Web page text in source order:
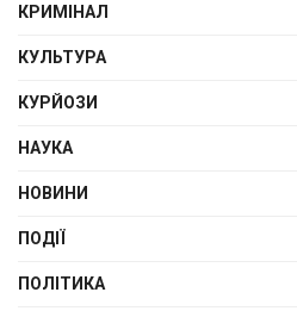
КРИМІНАЛ
КУЛЬТУРА
КУРЙОЗИ
НАУКА
НОВИНИ
ПОДІЇ
ПОЛІТИКА